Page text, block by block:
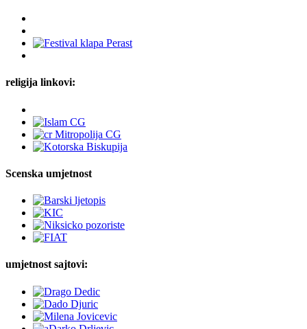
religija linkovi:
Scenska umjetnost
umjetnost sajtovi: